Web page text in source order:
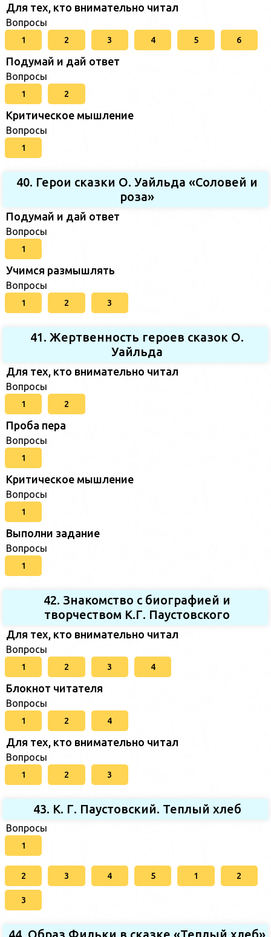
Для тех, кто внимательно читал
Вопросы
1 2 3 4 5 6
Подумай и дай ответ
Вопросы
1 2
Критическое мышление
Вопросы
1
40. Герои сказки О. Уайльда «Соловей и
роза»
Подумай и дай ответ
Вопросы
1
Учимся размышлять
Вопросы
1 2 3
41. Жертвенность героев сказок О.
Уайльда
Для тех, кто внимательно читал
Вопросы
1 2
Проба пера
Вопросы
1
Критическое мышление
Вопросы
1
Выполни задание
Вопросы
1
42. Знакомство с биографией и
творчеством К.Г. Паустовского
Для тех, кто внимательно читал
Вопросы
1 2 3 4
Блокнот читателя
Вопросы
1 2 4
Для тех, кто внимательно читал
Вопросы
1 2 3
43. К. Г. Паустовский. Теплый хлеб
Вопросы
1
2 3 4 5 1 2
3
44. Образ Фильки в сказке «Теплый хлеб»